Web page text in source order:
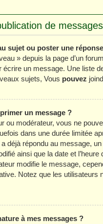
de messages
sujet ou poster une
» depuis la page d’un
écrire un message. Une liste
sujets, Vous pouvez
un message ?
ou modérateur, vous ne
dans une durée limitée
déjà répondu au message,
ainsi que la date et
modifie le message,
Notez que les
à mes messages ?